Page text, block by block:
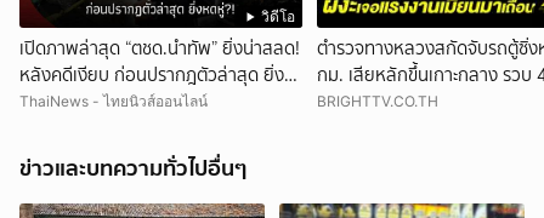
วิดีโอ
เปิดภาพล่าสุด “ตชด.นำทัพ” ยิ่งน่าสลด!
หลังคดีเงียบ ก่อนปรากฎตัวล่าสุด ยิ่ง
หดหู่?!
ThaiNews - ไทยนิวส์ออนไลน์
ตำรวจทางหลวงสกัดจับรถตู้ซิ่ง
กม. เสียหลักขึ้นเกาะกลาง รวบ
แรงงานเมียนมาเถื่อน
BRIGHTTV.CO.TH
ข่าวและบทความทั่วไปอื่นๆ